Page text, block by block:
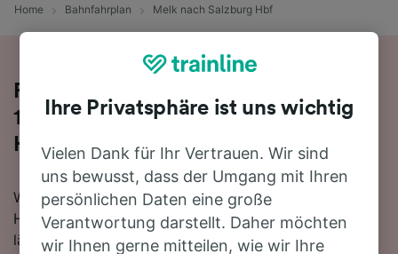
Home Bahnfahrplan Melk nach Salzburg Hbf
Reisen Sie mit dem Zug in 2 Stunden
17 Minuten von Melk nach Salzburg
Hbf
Wenn Sie mehr über die Reise von Melk nach Salzburg
Hbf mit dem Zug erfahren möchten, suchen Sie nicht
länger!
Ihre Privatsphäre ist uns wichtig
Vielen Dank für Ihr Vertrauen. Wir sind
uns bewusst, dass der Umgang mit Ihren
persönlichen Daten eine große
Verantwortung darstellt. Daher möchten
wir Ihnen gerne mitteilen, wie wir Ihre